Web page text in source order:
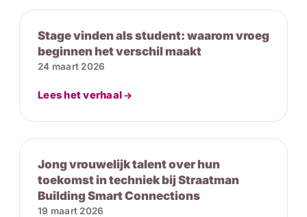
Stage vinden als student: waarom vroeg
beginnen het verschil maakt
24 maart 2026
Lees het verhaal
Jong vrouwelijk talent over hun
toekomst in techniek bij Straatman
Building Smart Connections
19 maart 2026